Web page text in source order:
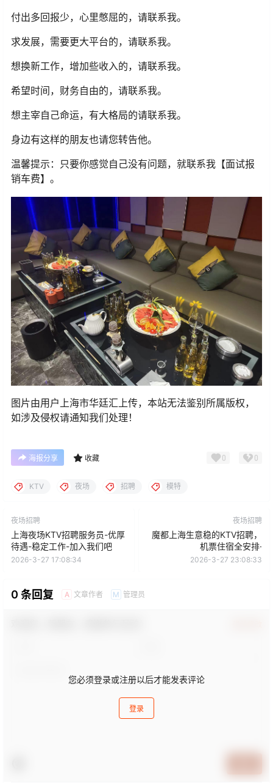
付出多回报少，心里憋屈的，请联系我。
求发展，需要更大平台的，请联系我。
想换新工作，增加些收入的，请联系我。
希望时间，财务自由的，请联系我。
想主宰自己命运，有大格局的请联系我。
身边有这样的朋友也请您转告他。
温馨提示：只要你感觉自己没有问题，就联系我【面试报
销车费】。
图片由用户上海市华廷汇上传，本站无法鉴别所属版权，
如涉及侵权请通知我们处理！
海报分享 收藏 0 0
KTV 夜场 招聘 模特
夜场招聘
上海夜场KTV招聘服务员-优厚
待遇-稳定工作-加入我们吧
2026-3-27 17:08:34
夜场招聘
魔都上海生意稳的KTV招聘，
机票住宿全安排·
2026-3-27 23:08:33
0 条回复 A 文章作者 M 管理员
您必须登录或注册以后才能发表评论
登录